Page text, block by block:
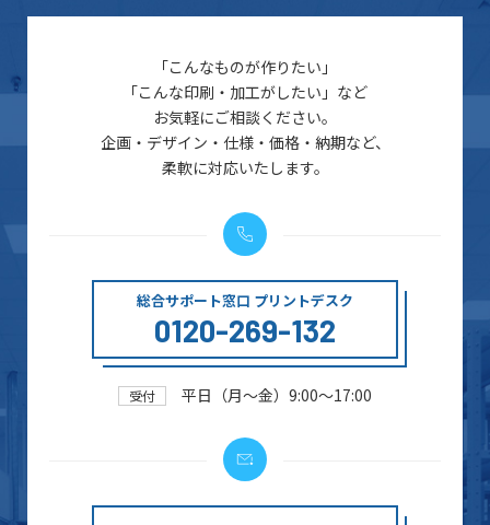
「こんなものが作りたい」
「こんな印刷・加工がしたい」など
お気軽にご相談ください。
企画・デザイン・仕様・価格・納期など、
柔軟に対応いたします。
総合サポート窓口 プリントデスク
0120-269-132
受付 平日（月～金）9:00～17:00